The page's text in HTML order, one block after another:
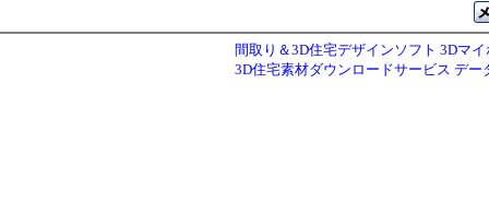
間取り＆3D住宅デザインソフト 3Dマ
3D住宅素材ダウンロードサービス デー